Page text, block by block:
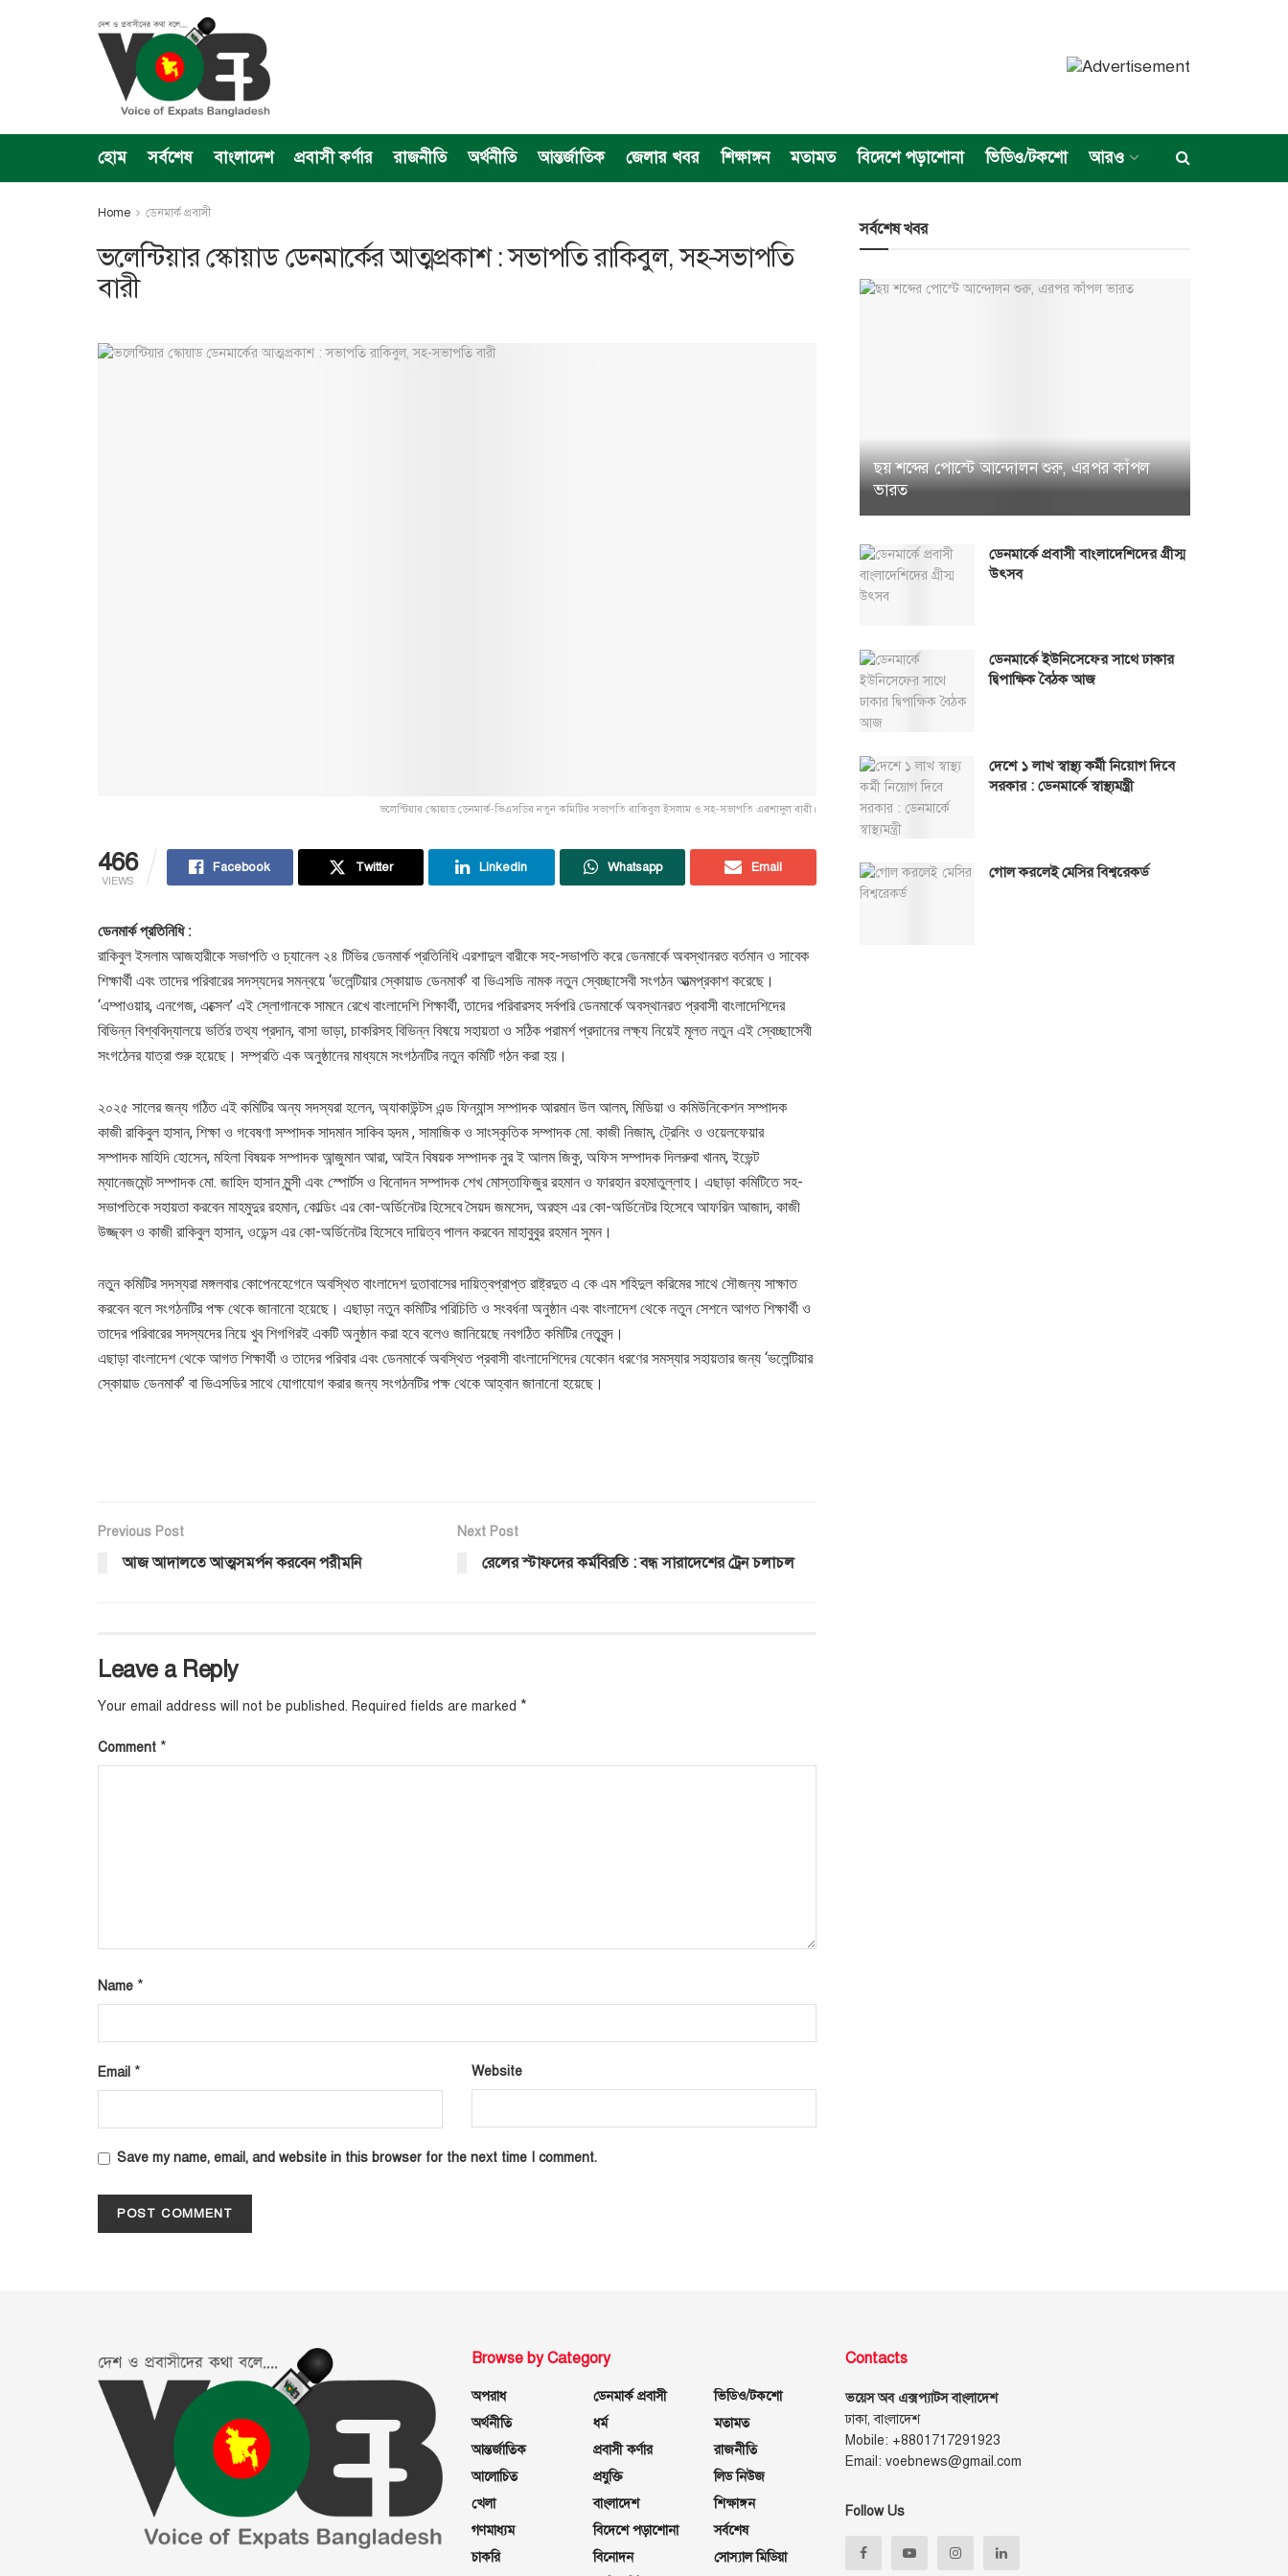
হোম সর্বশেষ বাংলাদেশ প্রবাসী কর্ণার রাজনীতি অর্থনীতি আন্তর্জাতিক জেলার খবর শিক্ষাঙ্গন মতামত বিদেশে পড়াশোনা ভিডিও/টকশো আরও
Home ডেনমার্ক প্রবাসী
ভলেন্টিয়ার স্কোয়াড ডেনমার্কের আত্মপ্রকাশ : সভাপতি রাকিবুল, সহ-সভাপতি
বারী
ভলেন্টিয়ার স্কোয়াড ডেনমার্ক-ভিএসডির নতুন কমিটির সভাপতি রাকিবুল ইসলাম ও সহ-সভাপতি এরশাদুল বারী।
466
VIEWS
Facebook Twitter Linkedin Whatsapp Email
ডেনমার্ক প্রতিনিধি :
রাকিবুল ইসলাম আজহারীকে সভাপতি ও চ্যানেল ২৪ টিভির ডেনমার্ক প্রতিনিধি এরশাদুল বারীকে সহ-সভাপতি করে ডেনমার্কে অবস্থানরত বর্তমান ও সাবেক
শিক্ষার্থী এবং তাদের পরিবারের সদস্যদের সমন্বয়ে ‘ভলেন্টিয়ার স্কোয়াড ডেনমার্ক’ বা ভিএসডি নামক নতুন স্বেচ্ছাসেবী সংগঠন আত্মপ্রকাশ করেছে।
‘এম্পাওয়ার, এনগেজ, এক্সেল’ এই স্লোগানকে সামনে রেখে বাংলাদেশি শিক্ষার্থী, তাদের পরিবারসহ সর্বপরি ডেনমার্কে অবস্থানরত প্রবাসী বাংলাদেশিদের
বিভিন্ন বিশ্ববিদ্যালয়ে ভর্তির তথ্য প্রদান, বাসা ভাড়া, চাকরিসহ বিভিন্ন বিষয়ে সহায়তা ও সঠিক পরামর্শ প্রদানের লক্ষ্য নিয়েই মূলত নতুন এই স্বেচ্ছাসেবী
সংগঠেনর যাত্রা শুরু হয়েছে। সম্প্রতি এক অনুষ্ঠানের মাধ্যমে সংগঠনটির নতুন কমিটি গঠন করা হয়।
২০২৫ সালের জন্য গঠিত এই কমিটির অন্য সদস্যরা হলেন, অ্যাকাউন্টস এন্ড ফিন্যান্স সম্পাদক আরমান উল আলম, মিডিয়া ও কমিউনিকেশন সম্পাদক
কাজী রাকিবুল হাসান, শিক্ষা ও গবেষণা সম্পাদক সাদমান সাকিব হৃদম , সামাজিক ও সাংস্কৃতিক সম্পাদক মো. কাজী নিজাম, ট্রেনিং ও ওয়েলফেয়ার
সম্পাদক মাহিদি হোসেন, মহিলা বিষয়ক সম্পাদক আন্জুমান আরা, আইন বিষয়ক সম্পাদক নুর ই আলম জিকু, অফিস সম্পাদক দিলরুবা খানম, ইভেন্ট
ম্যানেজমেন্ট সম্পাদক মো. জাহিদ হাসান মুন্সী এবং স্পোর্টস ও বিনোদন সম্পাদক শেখ মোস্তাফিজুর রহমান ও ফারহান রহমাতুল্লাহ। এছাড়া কমিটিতে সহ-
সভাপতিকে সহায়তা করবেন মাহমুদুর রহমান, কোল্ডিং এর কো-অর্ডিনেটর হিসেবে সৈয়দ জমসেদ, অরহুস এর কো-অর্ডিনেটর হিসেবে আফরিন আজাদ, কাজী
উজ্জ্বল ও কাজী রাকিবুল হাসান, ওডেন্স এর কো-অর্ডিনেটর হিসেবে দায়িত্ব পালন করবেন মাহাবুবুর রহমান সুমন।
নতুন কমিটির সদস্যরা মঙ্গলবার কোপেনহেগেনে অবস্থিত বাংলাদেশ দুতাবাসের দায়িত্বপ্রাপ্ত রাষ্ট্রদুত এ কে এম শহিদুল করিমের সাথে সৌজন্য সাক্ষাত
করবেন বলে সংগঠনটির পক্ষ থেকে জানানো হয়েছে। এছাড়া নতুন কমিটির পরিচিতি ও সংবর্ধনা অনুষ্ঠান এবং বাংলাদেশ থেকে নতুন সেশনে আগত শিক্ষার্থী ও
তাদের পরিবারের সদস্যদের নিয়ে খুব শিগগিরই একটি অনুষ্ঠান করা হবে বলেও জানিয়েছে নবগঠিত কমিটির নেতৃবৃন্দ।
এছাড়া বাংলাদেশ থেকে আগত শিক্ষার্থী ও তাদের পরিবার এবং ডেনমার্কে অবস্থিত প্রবাসী বাংলাদেশিদের যেকোন ধরণের সমস্যার সহায়তার জন্য ‘ভলেন্টিয়ার
স্কোয়াড ডেনমার্ক’ বা ভিএসডির সাথে যোগাযোগ করার জন্য সংগঠনটির পক্ষ থেকে আহ্বান জানানো হয়েছে।
Previous Post
আজ আদালতে আত্মসমর্পন করবেন পরীমনি
Next Post
রেলের স্টাফদের কর্মবিরতি : বন্ধ সারাদেশের ট্রেন চলাচল
Leave a Reply
Your email address will not be published. Required fields are marked *
Comment *
Name *
Email * Website
Save my name, email, and website in this browser for the next time I comment.
সর্বশেষ খবর
ছয় শব্দের পোস্টে আন্দোলন শুরু, এরপর কাঁপল
ভারত
ডেনমার্কে প্রবাসী বাংলাদেশিদের গ্রীস্ম
উৎসব
ডেনমার্কে ইউনিসেফের সাথে ঢাকার
দ্বিপাক্ষিক বৈঠক আজ
দেশে ১ লাখ স্বাস্থ্য কর্মী নিয়োগ দিবে
সরকার : ডেনমার্কে স্বাস্থ্যমন্ত্রী
গোল করলেই মেসির বিশ্বরেকর্ড
Browse by Category
অপরাধ
অর্থনীতি
আন্তর্জাতিক
আলোচিত
খেলা
গণমাধ্যম
চাকরি
ডেনমার্ক প্রবাসী
ধর্ম
প্রবাসী কর্ণার
প্রযুক্তি
বাংলাদেশ
বিদেশে পড়াশোনা
বিনোদন
ভিডিও/টকশো
মতামত
রাজনীতি
লিড নিউজ
শিক্ষাঙ্গন
সর্বশেষ
সোস্যাল মিডিয়া
Contacts
ভয়েস অব এক্সপ্যাটস বাংলাদেশ
ঢাকা, বাংলাদেশ
Mobile: +8801717291923
Email: voebnews@gmail.com
Follow Us